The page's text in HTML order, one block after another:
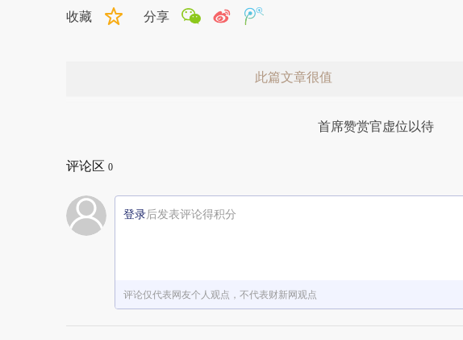
收藏 分享
此篇文章很值
首席赞赏官虚位以待
评论区 0
登录后发表评论得积分
评论仅代表网友个人观点，不代表财新网观点